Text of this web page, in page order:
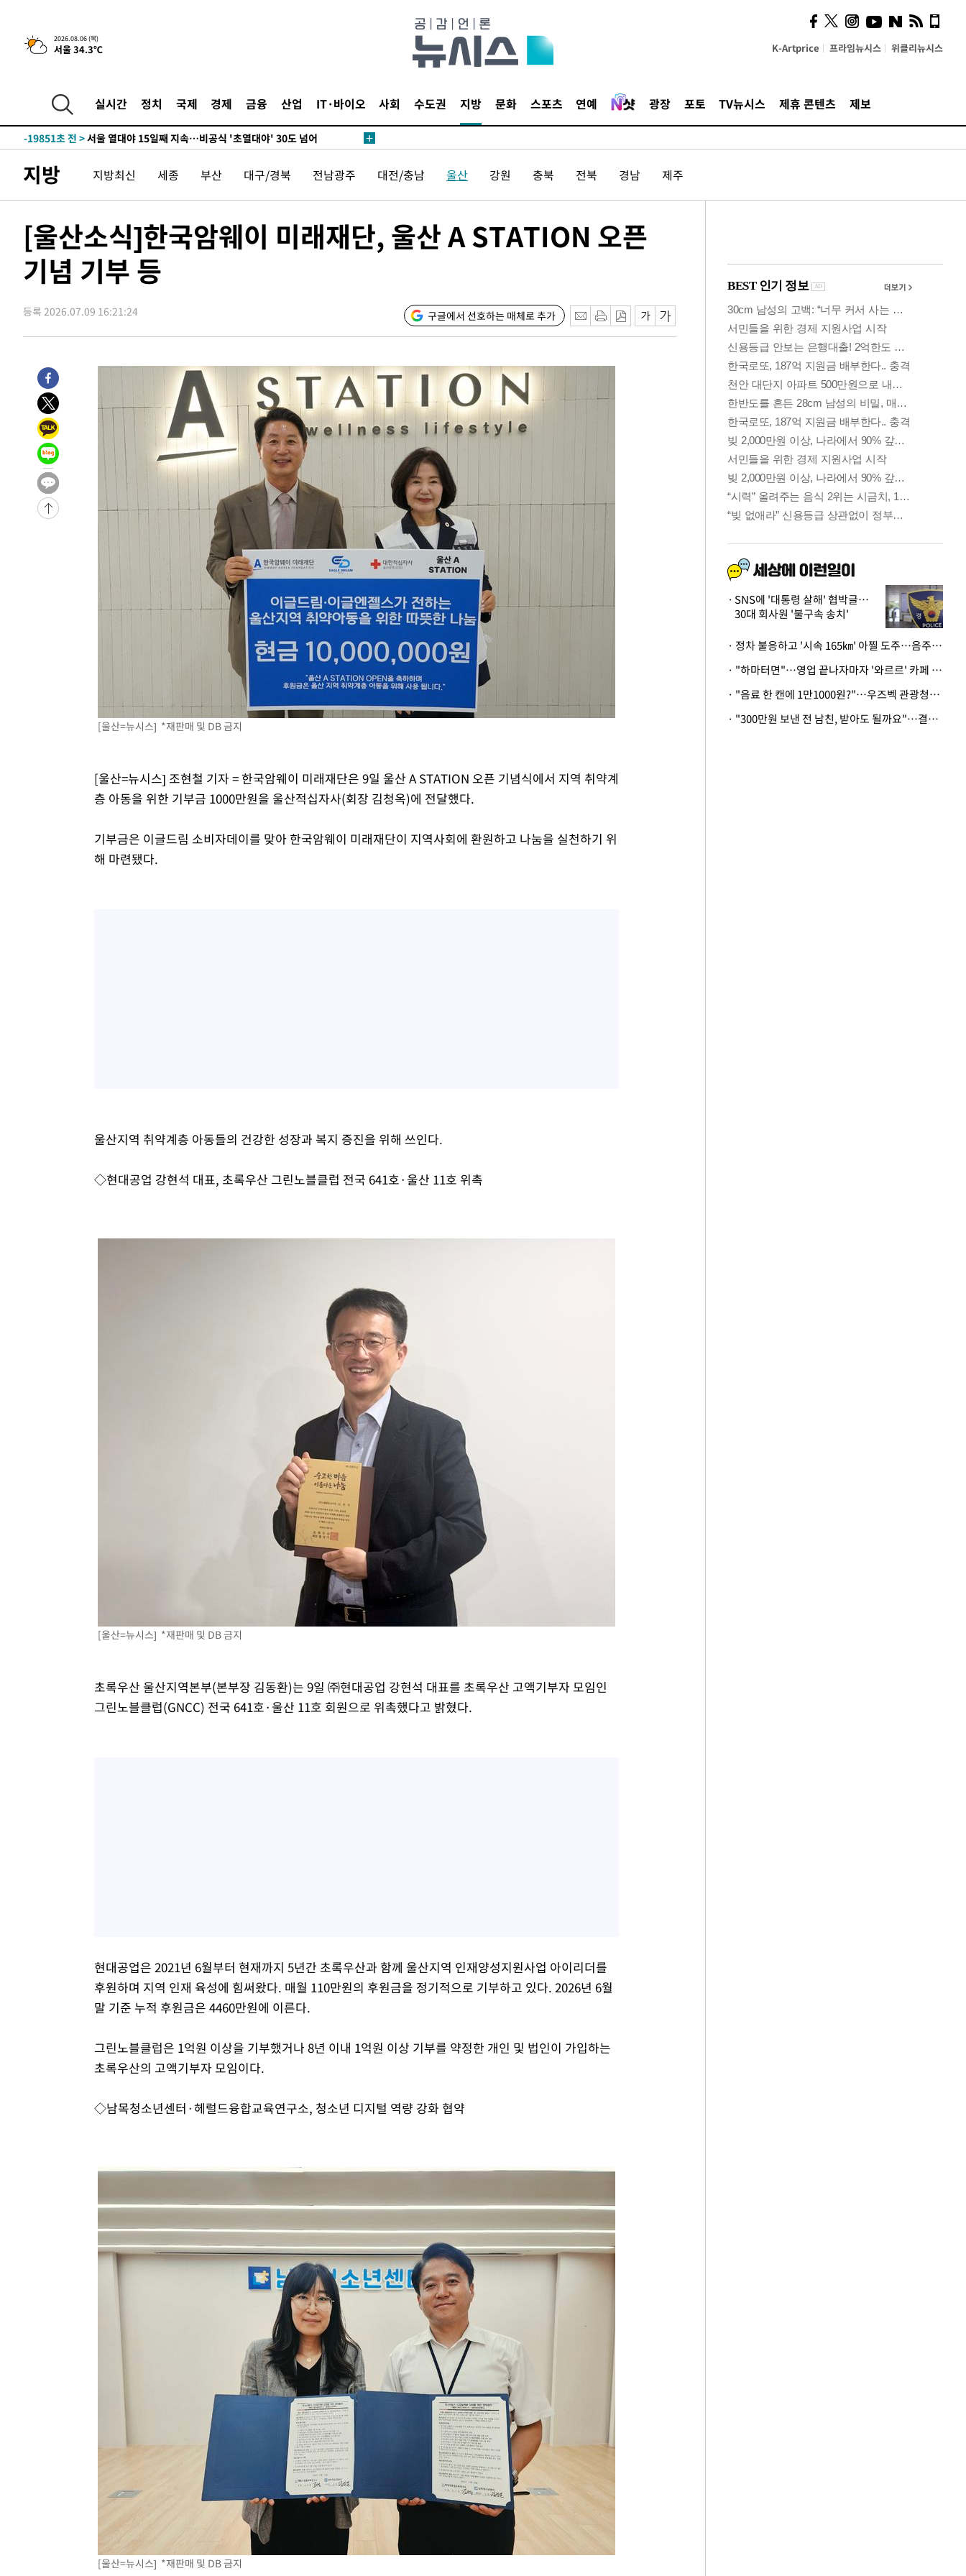
2026.08.06 (목)
서울 34.3℃ K-Artprice 프라임뉴시스 위클리뉴시스
실시간 정치 국제 경제 금융 산업 IT·바이오 사회 수도권 지방 문화 스포츠 연예 광장 포토 TV뉴시스 제휴 콘텐츠 제보
-23838초 전 >[속보]경찰, '홍명보 선임 논란' 대한축구협회·축구회관 등 압수수
색-23225초 전 >[속보]산업장관 "美무역법 제301조 과잉생산 결과 발표 8월 중 예
-22290초 전 >
[속보]전남광주 초대 시민추천 부시장에 백승주·윤난실
-19851초 전 >
-18418초 전 >[속보]코스닥, 2.15포인트(0.27%) 내린 797.44 출발
-14848초 전 >
6월 경상수지 497.3억 달러…두 달 연속 사상 최대
-14799초 전 >서울 낮 39도 '폭염중대경보'…40도 관측 가능성도
-4334초 전 >[속보] 호르무즈 해협 이란-오만 협상 기대속 뉴욕증시 혼조 마감 다
우 0.49%↑
-2689초 전 >
[속보] 이란 대통령 "지금 최고지도자와 소통하기가 매우 어려워" 취
임 3년 인터뷰
3시간 전 >[속보] "이란-오만, 호르무즈 해협 통행 항로 합의" 이란 외무부 대변인
-28663초 전 >트럼프, 한국계 진보 주지사 후보 맹공…"공산주의가 최대 위협"
-28641초 전 >"美간섭에 합의 지연"…트럼프, '이란 호르무즈 통제권' 수용할까
-23858초 전 >
[속보]경찰, '홍명보 선임 논란' 대한축구협회·축구회관 등 압수수
-23245초 전 >
[속보]산업장관 "美무역법 제301조 과잉생산 결과 발표 8월 중 예
-23038초 전 >
[속보]코스피 매도사이드카 발동…4%대 급락
-22310초 전 >
[속보]전남광주 초대 시민추천 부시장에 백승주·윤난실
-19871초 전 >
서울 열대야 15일째 지속…비공식 '초열대야' 30도 넘어
-18438초 전 >
[속보]코스닥, 2.15포인트(0.27%) 내린 797.44 출발
-18421초 전 >
[속보]코스피, 119.51포인트(1.81%) 내린 6478.75 개장
-14868초 전 >
6월 경상수지 497.3억 달러…두 달 연속 사상 최대
서울 낮 39도 '폭염중대경보'…40도 관측 가능성도
미 워싱턴주 스포캔 시의 통제불능 3개 산불, 방화선 일부 구축
[속보] 호르무즈 해협 이란-오만 협상 기대속 뉴욕증시 혼조 마감 다
[속보] 이란 대통령 "지금 최고지도자와 소통하기가 매우 어려워" 취
[속보] "이란-오만, 호르무즈 해협 통행 항로 합의" 이란 외무부 대변인
지방 지방최신 세종 부산 대구/경북 전남광주 대전/충남 울산 강원 충북 전북 경남 제주
[울산소식]한국암웨이 미래재단, 울산 A STATION 오픈
기념 기부 등
등록 2026.07.09 16:21:24 구글에서 선호하는 매체로 추가
[울산=뉴시스] *재판매 및 DB 금지
[울산=뉴시스] 조현철 기자 = 한국암웨이 미래재단은 9일 울산 A STATION 오픈 기념식에서 지역 취약계
층 아동을 위한 기부금 1000만원을 울산적십자사(회장 김청옥)에 전달했다.
기부금은 이글드림 소비자데이를 맞아 한국암웨이 미래재단이 지역사회에 환원하고 나눔을 실천하기 위
해 마련됐다.
울산지역 취약계층 아동들의 건강한 성장과 복지 증진을 위해 쓰인다.
◇현대공업 강현석 대표, 초록우산 그린노블클럽 전국 641호·울산 11호 위촉
[울산=뉴시스] *재판매 및 DB 금지
초록우산 울산지역본부(본부장 김동환)는 9일 ㈜현대공업 강현석 대표를 초록우산 고액기부자 모임인
그린노블클럽(GNCC) 전국 641호·울산 11호 회원으로 위촉했다고 밝혔다.
현대공업은 2021년 6월부터 현재까지 5년간 초록우산과 함께 울산지역 인재양성지원사업 아이리더를
후원하며 지역 인재 육성에 힘써왔다. 매월 110만원의 후원금을 정기적으로 기부하고 있다. 2026년 6월
말 기준 누적 후원금은 4460만원에 이른다.
그린노블클럽은 1억원 이상을 기부했거나 8년 이내 1억원 이상 기부를 약정한 개인 및 법인이 가입하는
초록우산의 고액기부자 모임이다.
◇남목청소년센터·헤럴드융합교육연구소, 청소년 디지털 역량 강화 협약
[울산=뉴시스] *재판매 및 DB 금지
계…'고급 가요'의 주체적
영토
SNS에 '대통령 살해' 협박글…
30대 회사원 '불구속 송치'
· 정차 불응하고 '시속 165㎞' 아찔 도주…음주운전자 체포
· "하마터면"…영업 끝나자마자 '와르르' 카페 테라스 덮친 대리석 외벽
· "음료 한 캔에 1만1000원?"…우즈벡 관광청까지 나섰다, 유튜버 폭로 후폭풍
· "300만원 보낸 전 남친, 받아도 될까요"…결혼 앞둔 예비신부의 뜻밖 고충